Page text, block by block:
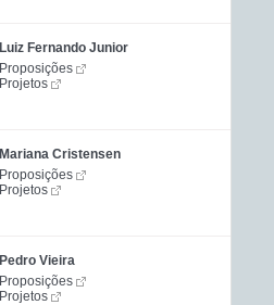
Luiz Fernando Junior
Proposições
Projetos
Mariana Cristensen
Proposições
Projetos
Pedro Vieira
Proposições
Projetos